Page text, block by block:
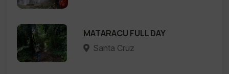
MATARACU FULL DAY
Santa Cruz